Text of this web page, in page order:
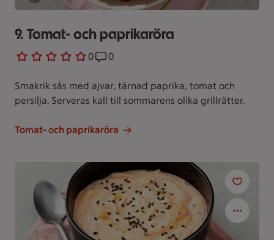
9. Tomat- och paprikaröra
0
0 personer har röstatReceptet har 0 kommentarer
0
Smakrik sås med ajvar, tärnad paprika, tomat och
persilja. Serveras kall till sommarens olika grillrätter.
Tomat- och paprikaröra